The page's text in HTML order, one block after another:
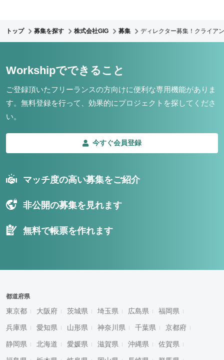
トップ 募集を探す 株式会社GIG 募集 ディレクター募集！クライア
Workshipでできること
ご登録頂いたフリーランスの方向けに便利な専用機能がありま
す。 無料登録を行って、効果的にプロジェクトを探してくださ
い。
今すぐ会員登録
マッチ度の高い募集をご紹介
非公開の募集を見れます
無料で帳票を作れます
都道府県
東京都 大阪府 茨城県 埼玉県 広島県 福岡県
兵庫県 愛知県 山形県 神奈川県 千葉県 京都府
静岡県 北海道 愛媛県 滋賀県 沖縄県 佐賀県